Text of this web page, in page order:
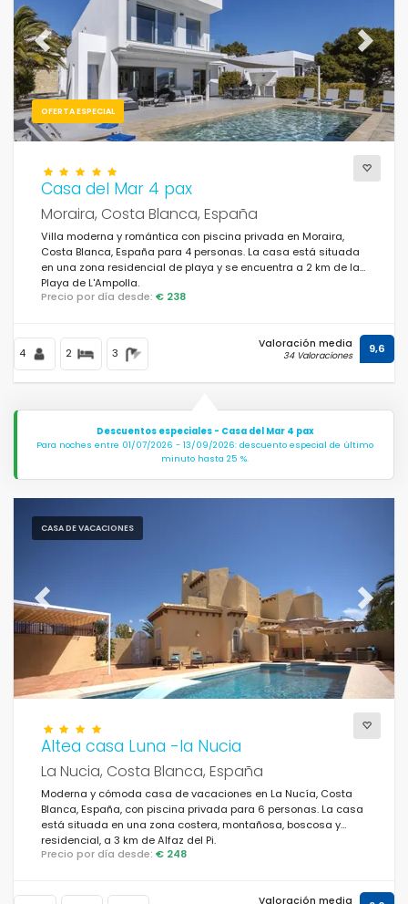
OFERTA ESPECIAL
Previous Next
Casa del Mar 4 pax
Moraira, Costa Blanca, España
Villa moderna y romántica con piscina privada en Moraira,
Costa Blanca, España para 4 personas. La casa está situada
en una zona residencial de playa y se encuentra a 2 km de la
Playa de L'Ampolla.
Precio por día desde: € 238
4 2 3
Valoración media
34 Valoraciones 9,6
Descuentos especiales - Casa del Mar 4 pax
Para noches entre 01/07/2026 - 13/09/2026: descuento especial de último
minuto hasta 25 %.
CASA DE VACACIONES
Previous Next
Altea casa Luna -la Nucia
La Nucia, Costa Blanca, España
Moderna y cómoda casa de vacaciones en La Nucía, Costa
Blanca, España, con piscina privada para 6 personas. La casa
está situada en una zona costera, montañosa, boscosa y
residencial, a 3 km de Alfaz del Pi.
Precio por día desde: € 248
Valoración media